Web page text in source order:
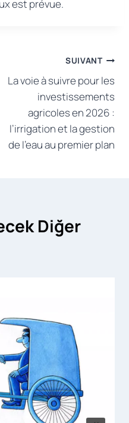
est prévue.
SUIVANT
La voie à suivre pour les
investissements
agricoles en 2026 :
l’irrigation et la gestion
de l’eau au premier plan
Diğer